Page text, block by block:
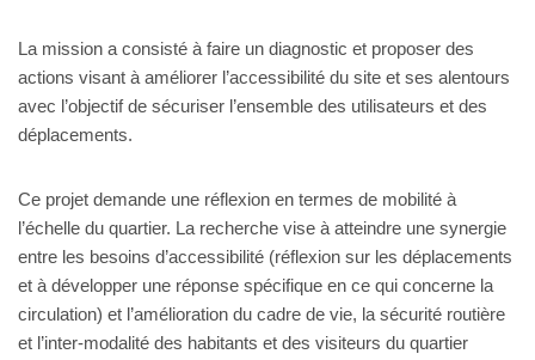
La mission a consisté à faire un diagnostic et proposer des
actions visant à améliorer l’accessibilité du site et ses alentours
avec l’objectif de sécuriser l’ensemble des utilisateurs et des
déplacements.
Ce projet demande une réflexion en termes de mobilité à
l’échelle du quartier. La recherche vise à atteindre une synergie
entre les besoins d’accessibilité (réflexion sur les déplacements
et à développer une réponse spécifique en ce qui concerne la
circulation) et l’amélioration du cadre de vie, la sécurité routière
et l’inter-modalité des habitants et des visiteurs du quartier